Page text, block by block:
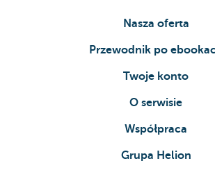
Nasza oferta
Przewodnik po
Twoje konto
O serwisie
Współpraca
Grupa Helion